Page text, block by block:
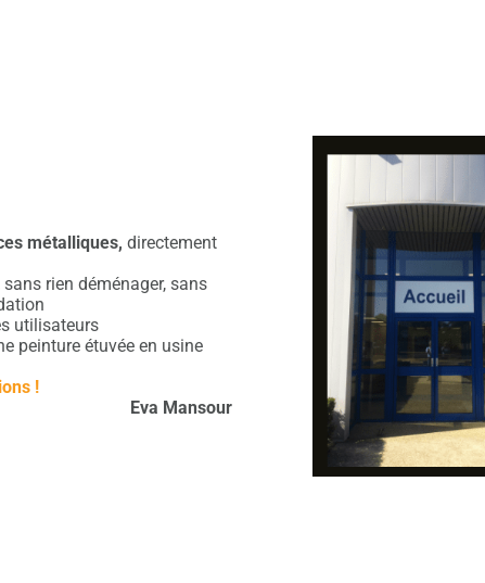
métalliques, directement
sans rien déménager, sans
utilisateurs
peinture étuvée en usine
!
Eva Mansour